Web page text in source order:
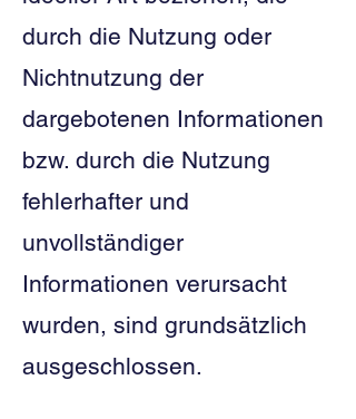
durch die Nutzung oder
Nichtnutzung der
dargebotenen Informationen
bzw. durch die Nutzung
fehlerhafter und
unvollständiger
Informationen verursacht
wurden, sind grundsätzlich
ausgeschlossen.